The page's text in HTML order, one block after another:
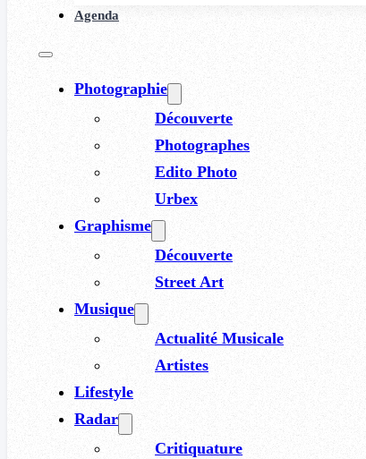
Agenda
Photographie
Découverte
Photographes
Edito Photo
Urbex
Graphisme
Découverte
Street Art
Musique
Actualité Musicale
Artistes
Lifestyle
Radar
Critiquature